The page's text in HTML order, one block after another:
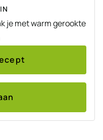
je met warm gerookte